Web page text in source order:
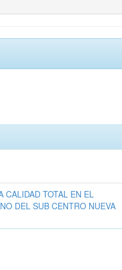
CALIDAD TOTAL EN EL
DEL SUB CENTRO NUEVA